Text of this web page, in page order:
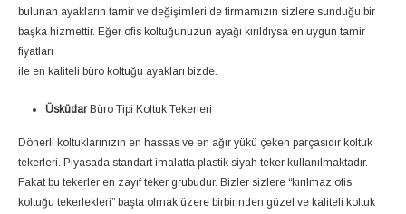
bulunan ayakların tamir ve değişimleri de firmamızın sizlere sunduğu bir
başka hizmettir. Eğer ofis koltuğunuzun ayağı kırıldıysa en uygun tamir
fiyatları
ile en kaliteli büro koltuğu ayakları bizde.
ÜsküdarBüro Tipi Koltuk Tekerleri
Dönerli koltuklarınızın en hassas ve en ağır yükü çeken parçasıdır koltuk
tekerleri. Piyasada standart imalatta plastik siyah teker kullanılmaktadır.
Fakat bu tekerler en zayıf teker grubudur. Bizler sizlere “kırılmaz ofis
koltuğu tekerlekleri” başta olmak üzere birbirinden güzel ve kaliteli koltuk